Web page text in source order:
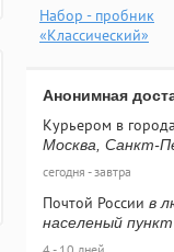
Набор - пробник
«Классический»
Анонимная
Курьером в
Москва, Санкт-
сегодня - завтра
Почтой России в
населеный пункт